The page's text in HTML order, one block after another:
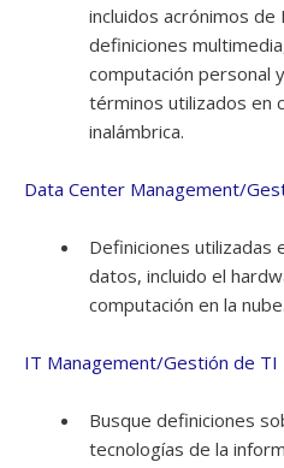
incluidos acrónimos
definiciones
computación personal
términos utilizados en
inalámbrica.
Data Center Management/
Definiciones utilizadas
datos, incluido el
computación en la nube.
IT Management/Gestión de TI
Busque definiciones
tecnologías de la